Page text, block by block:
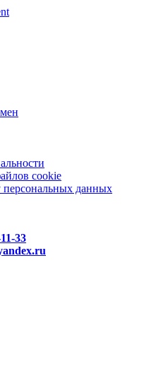
cookie
персональных данных
33